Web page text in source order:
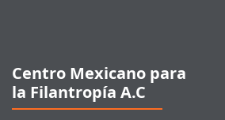
Centro Mexicano para
la Filantropía A.C